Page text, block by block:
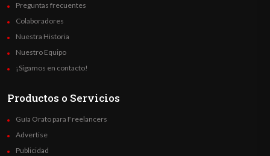
Preguntas frecuentes
Colaboradores
Nuestra Historia
Nuestro Equipo
¡Sigamos en contacto!
Productos o Servicios
Guía Orato para Freelancers
Advertise
Publicidad